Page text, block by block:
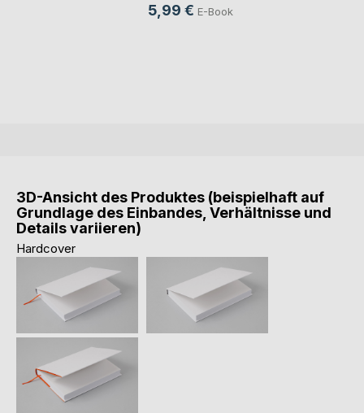
5,99 € E-Book
3D-Ansicht des Produktes (beispielhaft auf
Grundlage des Einbandes, Verhältnisse und
Details variieren)
Hardcover